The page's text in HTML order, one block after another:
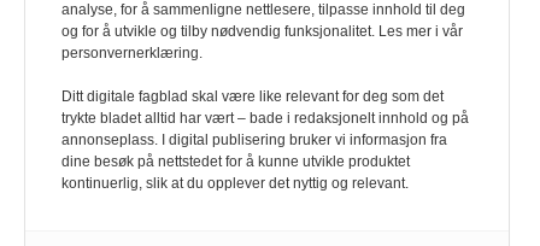
Redaksjonen
analyse, for å sammenligne nettlesere, tilpasse innhold til deg
og for å utvikle og tilby nødvendig funksjonalitet. Les mer i vår
personvernerklæring.
Ditt digitale fagblad skal være like relevant for deg som det
trykte bladet alltid har vært – bade i redaksjonelt innhold og på
annonseplass. I digital publisering bruker vi informasjon fra
dine besøk på nettstedet for å kunne utvikle produktet
kontinuerlig, slik at du opplever det nyttig og relevant.